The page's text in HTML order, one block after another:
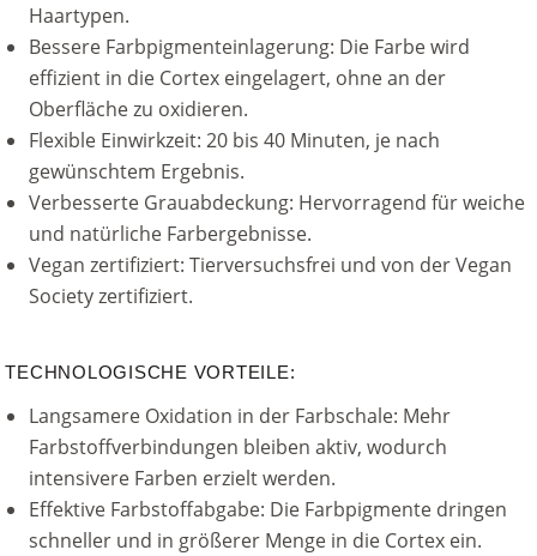
Haartypen.
Bessere Farbpigmenteinlagerung: Die Farbe wird
effizient in die Cortex eingelagert, ohne an der
Oberfläche zu oxidieren.
Flexible Einwirkzeit: 20 bis 40 Minuten, je nach
gewünschtem Ergebnis.
Verbesserte Grauabdeckung: Hervorragend für weiche
und natürliche Farbergebnisse.
Vegan zertifiziert: Tierversuchsfrei und von der Vegan
Society zertifiziert.
TECHNOLOGISCHE VORTEILE:
Langsamere Oxidation in der Farbschale: Mehr
Farbstoffverbindungen bleiben aktiv, wodurch
intensivere Farben erzielt werden.
Effektive Farbstoffabgabe: Die Farbpigmente dringen
schneller und in größerer Menge in die Cortex ein.